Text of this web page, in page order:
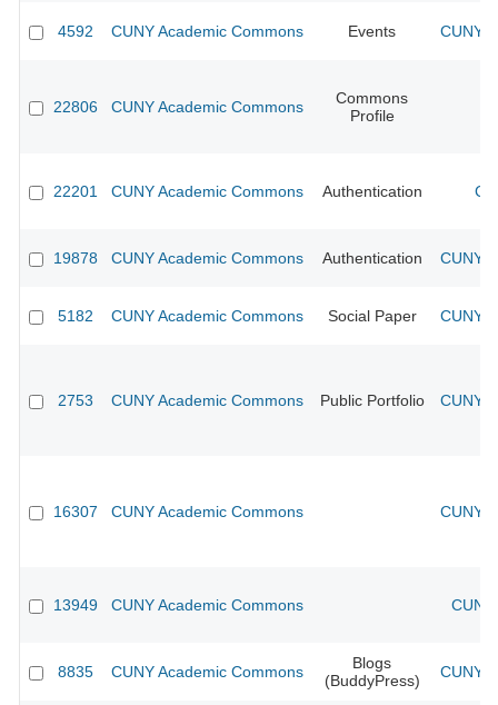
4592 CUNY Academic Commons Events CUNY
22806 CUNY Academic Commons
Commons
Profile
22201 CUNY Academic Commons Authentication
19878 CUNY Academic Commons Authentication CUNY
5182 CUNY Academic Commons Social Paper CUNY
2753 CUNY Academic Commons Public Portfolio CUNY
16307 CUNY Academic Commons CUNY
13949 CUNY Academic Commons
8835 CUNY Academic Commons
Blogs
(BuddyPress)
CUNY